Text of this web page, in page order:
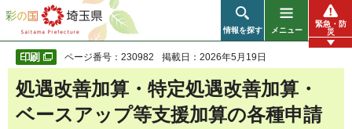
彩の国 埼玉県
情報を探す メニュー
緊急・防
災
ページ番号：230982 掲載日：2026年5月19日
処遇改善加算・特定処遇改善加算・
ベースアップ等支援加算の各種申請